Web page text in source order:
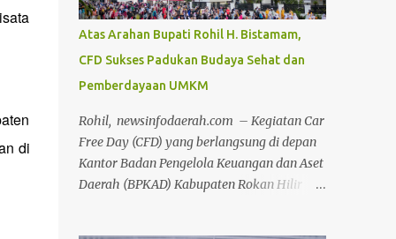
di
Atas Arahan Bupati Rohil H. Bistamam,
CFD Sukses Padukan Budaya Sehat dan
Pemberdayaan UMKM
Rohil, newsinfodaerah.com – Kegiatan Car
Free Day (CFD) yang berlangsung di depan
Kantor Badan Pengelola Keuangan dan Aset
Daerah (BPKAD) Kabupaten Rokan Hilir